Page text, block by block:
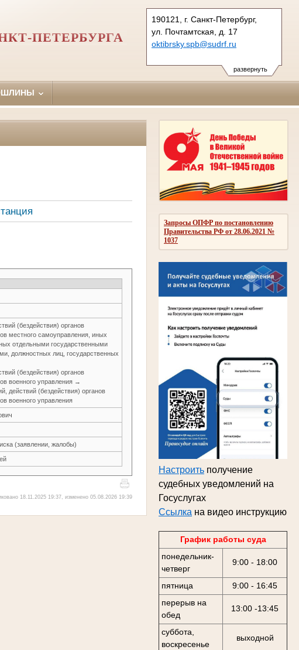
развернуть
190121, г. Санкт-Петербург,
ул. Почтамтская, д. 17
oktibrsky.spb@sudrf.ru
ПЕТЕРБУРГА
Запросы ОПФР по постановлению
Правительства РФ от 28.06.2021 №
1037
Настроить получение
судебных уведомлений на
Госуслугах
Ссылка на видео инструкцию
График работы суда
понедельник-
четверг
9:00 - 18:00
пятница
9:00 - 16:45
перерыв на
обед
13:00 -13:45
суббота,
воскресенье
выходной
(бездействия) органов
местного самоуправления, иных
отдельными государственными
должностных лиц, государственных
(бездействия) органов
военного управления →
действий (бездействия) органов
военного управления
(заявлении, жалобы)
18.11.2025 19:37, изменено 05.08.2026 19:39